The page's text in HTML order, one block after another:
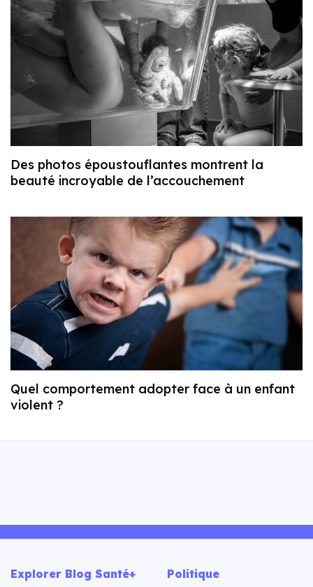
Des photos époustouflantes montrent la
beauté incroyable de l’accouchement
Quel comportement adopter face à un enfant
violent ?
Explorer Blog Santé+ Politique